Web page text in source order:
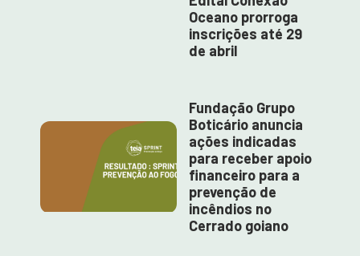
Oceano prorroga
inscrições até 29
de abril
Fundação Grupo
Boticário anuncia
ações indicadas
para receber apoio
financeiro para a
prevenção de
incêndios no
Cerrado goiano